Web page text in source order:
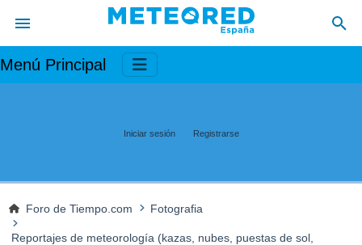
Menú Principal
Iniciar sesión Registrarse
Foro de Tiempo.com Fotografia
Reportajes de meteorología (kazas, nubes, puestas de sol,